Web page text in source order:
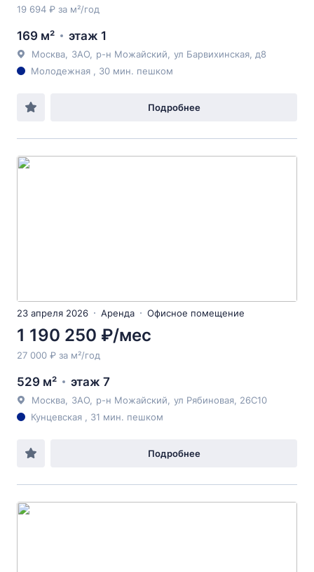
19 694 ₽ за м²/год
169 м² этаж 1
Москва ЗАО р-н Можайский ул Барвихинская , д8
Молодежная , 30 мин. пешком
Подробнее
23 апреля 2026 Аренда Офисное помещение
1 190 250 ₽/мес
27 000 ₽ за м²/год
529 м² этаж 7
Москва ЗАО р-н Можайский ул Рябиновая , 26С10
Кунцевская , 31 мин. пешком
Подробнее